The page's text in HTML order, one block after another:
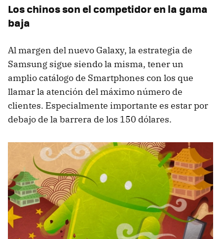
Los chinos son el competidor en la gama
baja
Al margen del nuevo Galaxy, la estrategia de
Samsung sigue siendo la misma, tener un
amplio catálogo de Smartphones con los que
llamar la atención del máximo número de
clientes. Especialmente importante es estar por
debajo de la barrera de los 150 dólares.